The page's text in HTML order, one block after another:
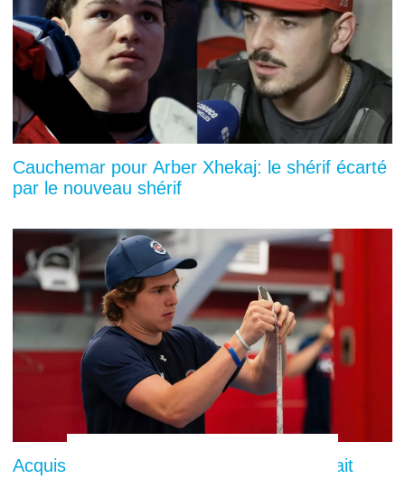
Cauchemar pour Arber Xhekaj: le shérif écarté
par le nouveau shérif
Acquisition d'un petit prodige: Montréal fait